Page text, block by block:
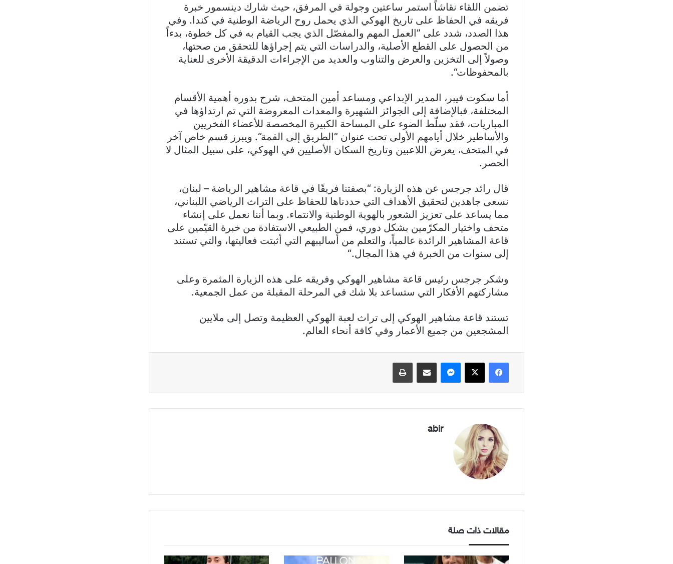
تضمن اللقاء نقاشاً استمر ساعتين وجولة في المرفق، حيث شارك دينسمور خبرة
فريقه في الحفاظ على تاريخ الهوكي الذي يحمل روح الرياضة الوطنية في كندا. وفي
هذا الصدد، شدد على ”العمل المهم والمفصّل الذي يجب القيام به في كل خطوة، بدءاً
من الحصول على القطع الأصلية، والدراسات التي يتم إجراؤها للتحقق من صحتها،
وصولاً إلى التخزين والعرض والتناوب والعديد من الإجراءات الدقيقة الأخرى للعناية
بالمحفوظات“.
أما سكوت فيبر، المدير الإبداعي ومساعد أمين المتحف، شرح بدوره أهمية الأقسام
المختلفة، فبالإضافة إلى الجوائز الشهيرة والمعدات المعروضة التي تم ارتداؤها في
المباريات، فقد سلّط الضوء على المساحة الكبيرة المخصصة للأعضاء الفخريين
والأساطير خلال أيامهم الأولى تحت عنوان ”الطريق إلى القمة“. ويبرز قسم خاص آخر
في المتحف، يعرض اللاعبين وتاريخ السكان الأصليين في الهوكي، على سبيل المثال لا
الحصر.
قال رائد جرجس عن هذه الزيارة: “بصفتنا فريقًا في قاعة مشاهير الرياضة – لبنان،
نسعى جاهدين لتحقيق الأهداف التي حددناها للحفاظ على التراث الرياضي اللبناني،
مما يساعد على تعزيز الشعور بالهوية الوطنية والانتماء. وبما أننا نعمل على إنشاء
متحف واختيار المكرّمين بشكل دوري، فمن الطبيعي الاستفادة من خبرة القيّمين على
قاعة المشاهير الرائدة عالمياً، والتعلم من أساليبهم التي أثبتت فعاليتها، والتي تستند
إلى سنوات من الخبرة في هذا المجال.“
وشكر جرجس رئيس قاعة مشاهير الهوكي وفريقه على هذه الزيارة المثمرة وعلى
مشاركتهم الأفكار التي ستساعد بلا شك في المرحلة المقبلة من عمل الجمعية.
تستند قاعة مشاهير الهوكي إلى تراث لعبة الهوكي العظيمة وتصل إلى ملايين
المشجعين من جميع الأعمار وفي كافة أنحاء العالم.
فيسبوك X ماسنجر مشاركة عبر البريد طباعة
abir
مقالات ذات صلة